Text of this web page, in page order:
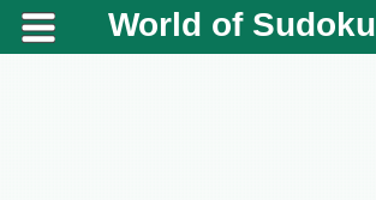
World of Sudoku